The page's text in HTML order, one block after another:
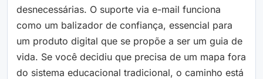
desnecessárias. O suporte via e-mail funciona
como um balizador de confiança, essencial para
um produto digital que se propõe a ser um guia de
vida. Se você decidiu que precisa de um mapa fora
do sistema educacional tradicional, o caminho está